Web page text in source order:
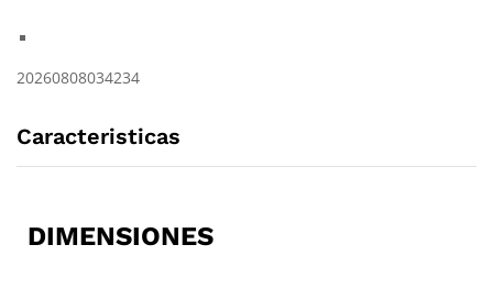
20260808034234
Caracteristicas
DIMENSIONES